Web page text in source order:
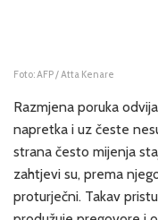
Foto: AFP / Atta Kenare
Razmjena poruka
napretka i uz česte
strana često mijenja
zahtjevi su, prema
proturječni. Takav